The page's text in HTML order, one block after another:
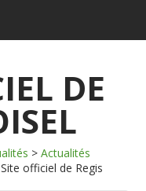
DE
> Actualités
officiel de Regis